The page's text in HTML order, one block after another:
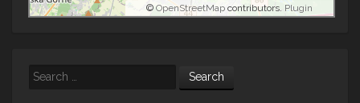
© OpenStreetMap contributors. Plugin
Search